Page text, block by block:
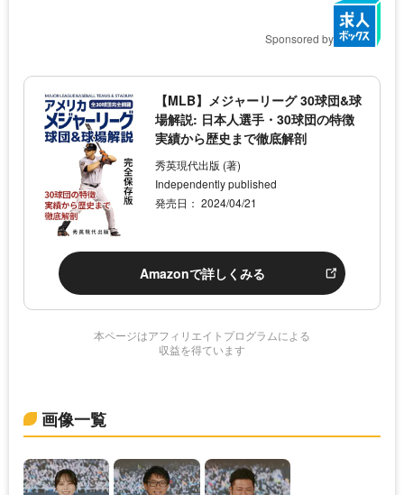
Sponsored by
【MLB】メジャーリーグ 30球団&球
場解説: 日本人選手・30球団の特徴
実績から歴史まで徹底解剖
秀英現代出版 (著)
Independently published
発売日： 2024/04/21
Amazonで詳しくみる
本ページはアフィリエイトプログラムによる
収益を得ています
画像一覧